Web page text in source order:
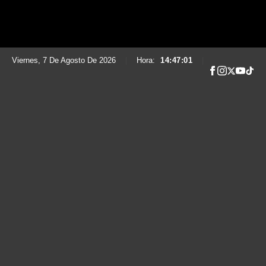
Viernes, 7 De Agosto De 2026 Hora: 14:47:03